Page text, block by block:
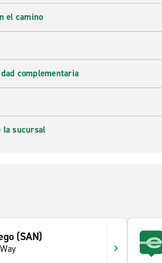
el camino
complementaria
la sucursal
(SAN)